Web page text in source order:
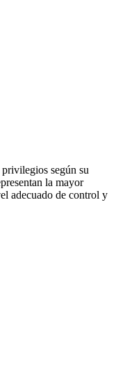
según su
la mayor
adecuado de control y